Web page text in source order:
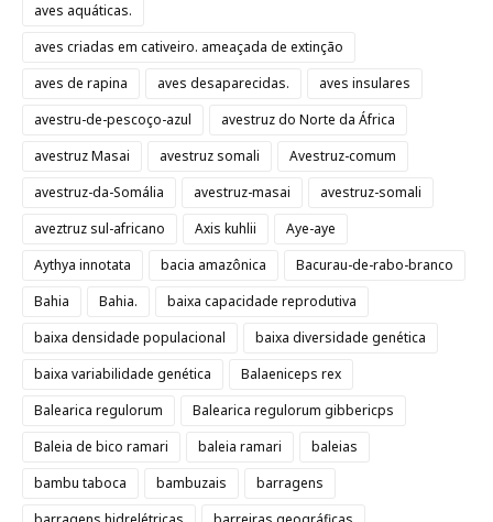
aves aquáticas.
aves criadas em cativeiro. ameaçada de extinção
aves de rapina
aves desaparecidas.
aves insulares
avestru-de-pescoço-azul
avestruz do Norte da África
avestruz Masai
avestruz somali
Avestruz-comum
avestruz-da-Somália
avestruz-masai
avestruz-somali
aveztruz sul-africano
Axis kuhlii
Aye-aye
Aythya innotata
bacia amazônica
Bacurau-de-rabo-branco
Bahia
Bahia.
baixa capacidade reprodutiva
baixa densidade populacional
baixa diversidade genética
baixa variabilidade genética
Balaeniceps rex
Balearica regulorum
Balearica regulorum gibbericps
Baleia de bico ramari
baleia ramari
baleias
bambu taboca
bambuzais
barragens